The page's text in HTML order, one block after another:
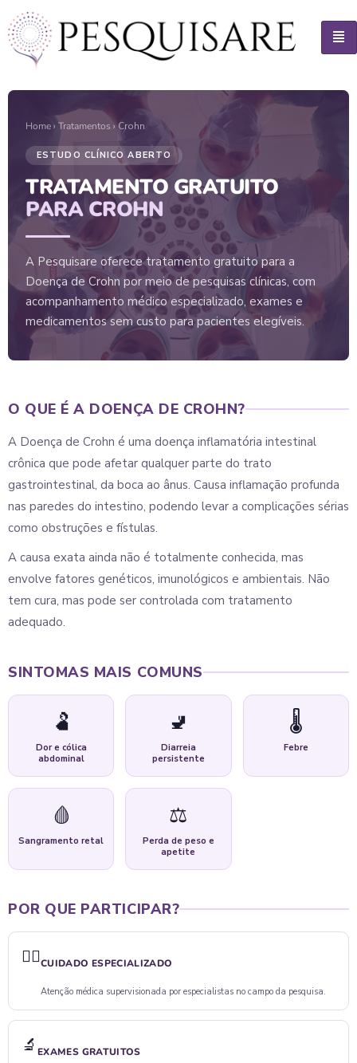
Home› Tratamentos › Crohn
ESTUDO CLÍNICO ABERTO
TRATAMENTO GRATUITO
PARA CROHN
A Pesquisare oferece tratamento gratuito para a
Doença de Crohn por meio de pesquisas clínicas, com
acompanhamento médico especializado, exames e
medicamentos sem custo para pacientes elegíveis.
O QUE É A DOENÇA DE CROHN?
A Doença de Crohn é uma doença inflamatória intestinal
crônica que pode afetar qualquer parte do trato
gastrointestinal, da boca ao ânus. Causa inflamação profunda
nas paredes do intestino, podendo levar a complicações sérias
como obstruções e fístulas.
A causa exata ainda não é totalmente conhecida, mas
envolve fatores genéticos, imunológicos e ambientais. Não
tem cura, mas pode ser controlada com tratamento
adequado.
SINTOMAS MAIS COMUNS
🫃
Dor e cólica
abdominal
🚽
Diarreia
persistente
🌡️
Febre
🩸
Sangramento retal
⚖️
Perda de peso e
apetite
POR QUE PARTICIPAR?
👨‍⚕️CUIDADO ESPECIALIZADO
Atenção médica supervisionada por especialistas no campo da pesquisa.
🔬 EXAMES GRATUITOS